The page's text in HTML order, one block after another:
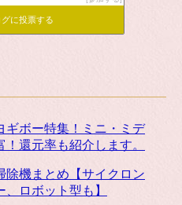
グに投票する
ギボー特集！ミニ・ミデ
還元率も紹介します。
除機まとめ【サイクロン
ロボット型も】